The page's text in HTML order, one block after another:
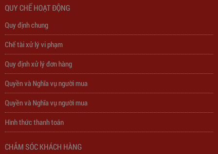
QUY CHẾ HOẠT ĐỘNG
Quy định chung
Chế tài xử lý vi phạm
Quy định xử lý đơn hàng
Quyền và Nghĩa vụ người mua
Quyền và Nghĩa vụ người mua
Hình thức thanh toán
CHẮM SÓC KHÁCH HÀNG